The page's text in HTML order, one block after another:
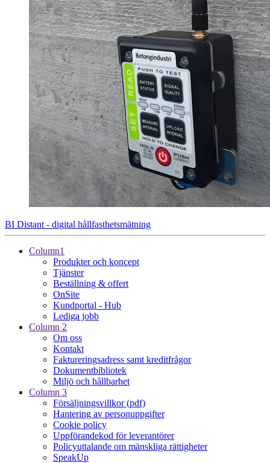
BI Distant - digital hållfasthetsmätning
Column1
Produkter och koncept
Tjänster
Beställning & offert
OnSite
Kundportal - Hub
Lediga jobb
Column 2
Om oss
Kontakt
Faktureringsadress samt kreditfrågor
Dokumentbibliotek
Miljö och hållbarhet
Column 3
Försäljningsvillkor (pdf)
Hantering av personuppgifter
Cookie policy
Uppförandekod för leverantörer
Policyuttalande om mänskliga rättigheter
SpeakUp